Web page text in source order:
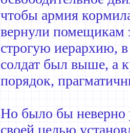
чтобы армия
вернули помещикам
строгую иерархию,
солдат был выше, а
порядок,
Но было бы неверно
своей целью